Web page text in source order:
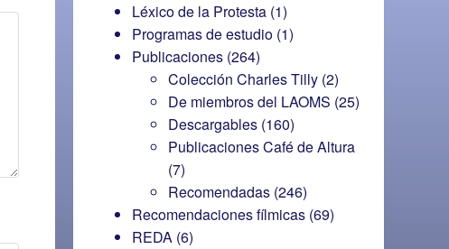
Léxico de la Protesta (1)
Programas de estudio (1)
Publicaciones (264)
Colección Charles Tilly (2)
De miembros del LAOMS (25)
Descargables (160)
Publicaciones Café de Altura
(7)
Recomendadas (246)
Recomendaciones fílmicas (69)
REDA (6)